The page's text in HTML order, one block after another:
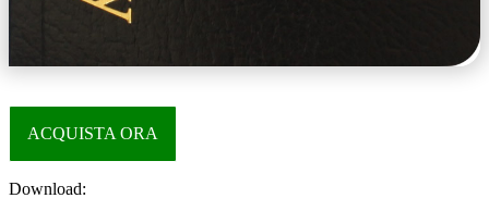
ACQUISTA ORA
Download: